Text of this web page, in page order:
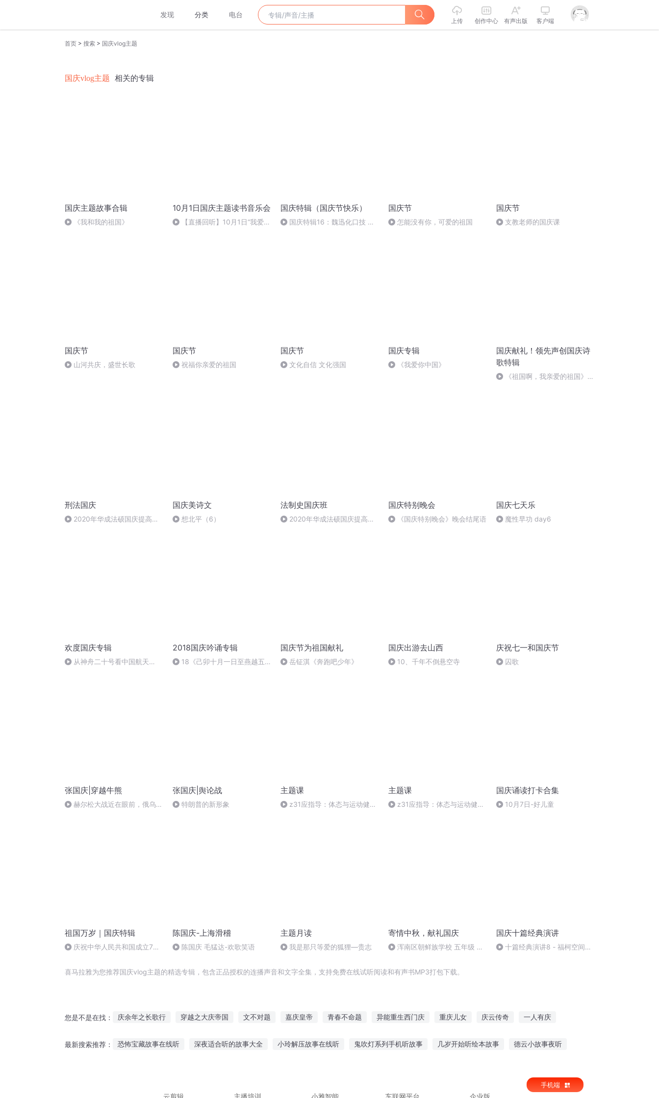
发现 分类 电台
上传 创作中心 有声出版 客户端
首页 > 搜索 > 国庆vlog主题
国庆vlog主题 相关的专辑
国庆主题故事合辑
《我和我的祖国》
10月1日国庆主题读书音乐会
【直播回听】10月1日“我爱你
国庆特辑（国庆节快乐）
国庆特辑16：魏迅化口技 二
国庆节
怎能没有你，可爱的祖国
国庆节
支教老师的国庆课
国庆节
山河共庆，盛世长歌
国庆节
祝福你亲爱的祖国
国庆节
文化自信 文化强国
国庆专辑
《我爱你中国》
国庆献礼！领先声创国庆诗
歌特辑
《祖国啊，我亲爱的祖国》温
刑法国庆
2020年华成法硕国庆提高班
国庆美诗文
想北平（6）
法制史国庆班
2020年华成法硕国庆提高班
国庆特别晚会
《国庆特别晚会》晚会结尾语
国庆七天乐
魔性早功 day6
欢度国庆专辑
从神舟二十号看中国航天
2018国庆吟诵专辑
18《己卯十月一日至燕越五
国庆节为祖国献礼
岳钲淇《奔跑吧少年》
国庆出游去山西
10、千年不倒悬空寺
庆祝七一和国庆节
囚歌
张国庆|穿越牛熊
赫尔松大战近在眼前，俄乌冲
张国庆|舆论战
特朗普的新形象
主题课
z31应指导：体态与运动健康
主题课
z31应指导：体态与运动健康
国庆诵读打卡合集
10月7日-好儿童
祖国万岁｜国庆特辑
庆祝中华人民共和国成立73
陈国庆-上海滑稽
陈国庆 毛猛达-欢歌笑语
主题月读
我是那只等爱的狐狸—贵志
寄情中秋，献礼国庆
浑南区朝鲜族学校 五年级 孙
国庆十篇经典演讲
十篇经典演讲8 - 福柯空间回
喜马拉雅为您推荐国庆vlog主题的精选专辑，包含正品授权的连播声音和文字全集，支持免费在线试听阅读和有声书MP3打包下载。
您是不是在找： 庆余年之长歌行 穿越之大庆帝国 文不对题 嘉庆皇帝 青春不命题 异能重生西门庆 重庆儿女 庆云传奇 一人有庆
最新搜索推荐： 恐怖宝藏故事在线听 深夜适合听的故事大全 小玲解压故事在线听 鬼吹灯系列手机听故事 几岁开始听绘本故事 德云小故事夜听
云剪辑
主播培训 小雅智能 车联网平台 企业版
手机端